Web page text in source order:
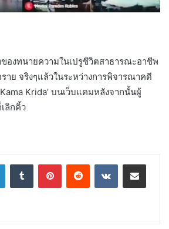
องทนายความในเปรูชีวิตสาธารณะอาชีพ
าย จริงๆแล้วในระหว่างการพิจารณาคดี
Krida’ บนเว็บแคมหลังจากนั้นผู้
ลิกคิ้ว
LinkedInTumblr PinterestReddit VKontakteShare via Email